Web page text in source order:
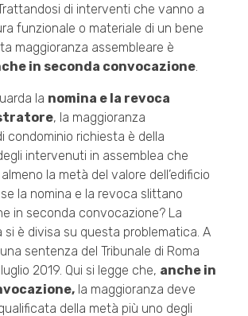
di interventi che vanno a
funzionale o materiale di un bene
maggioranza assembleare è
in seconda convocazione
la nomina e la revoca
, la maggioranza
condominio richiesta è della
intervenuti in assemblea che
la metà del valore dell’edificio
la nomina e la revoca slittano
in seconda convocazione? La
si è divisa su questa problematica. A
sentenza del Tribunale di Roma
2019. Qui si legge che, anche in
la maggioranza deve
della metà più uno degli